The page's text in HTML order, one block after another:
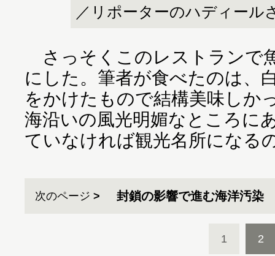
／リポーターのハディール
さっそくこのレストランで
にした。筆者が食べたのは、
をかけたもので結構美味しか
海沿いの風光明媚なところに
ていなければ観光名所になる
次のページ 封鎖の影響で進む海洋汚染
1 2